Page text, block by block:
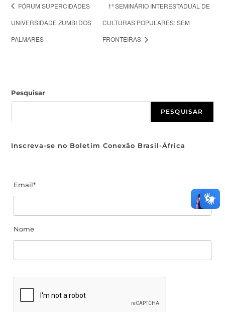
FÓRUM SUPERCIDADES
UNIVERSIDADE ZUMBI DOS
PALMARES
1º SEMINÁRIO INTERESTADUAL DE
CULTURAS POPULARES: SEM
FRONTEIRAS
Pesquisar
PESQUISAR
Inscreva-se no Boletim Conexão Brasil-África
Email*
Nome